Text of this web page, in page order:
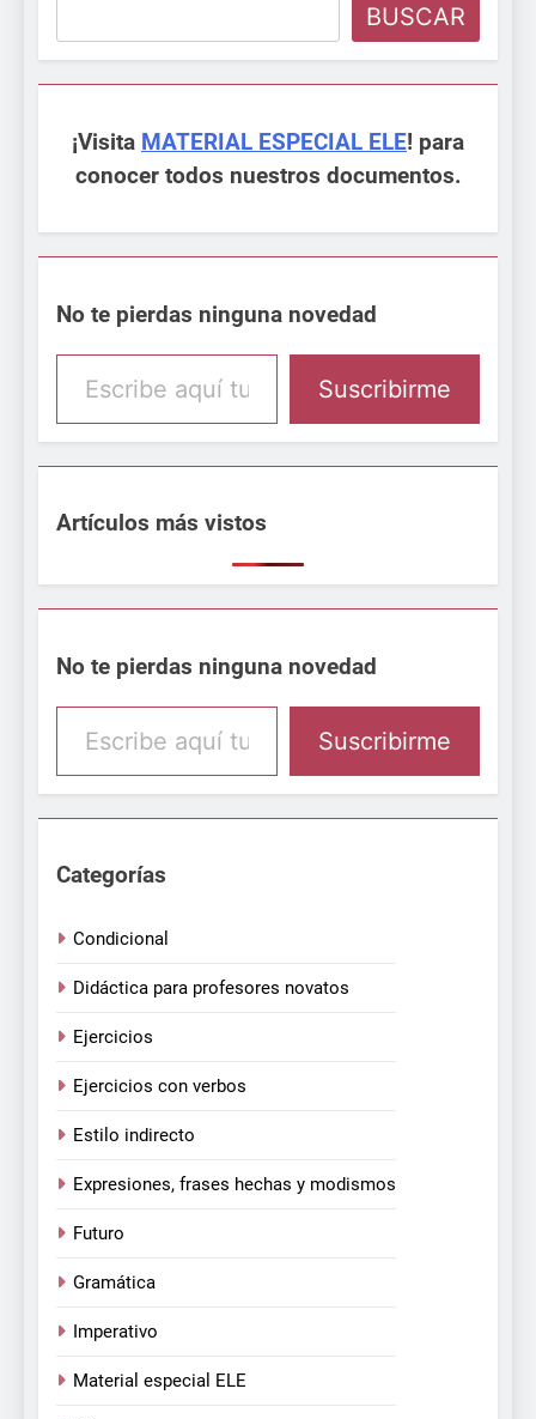
BUSCAR
¡Visita MATERIAL ESPECIAL ELE! para
conocer todos nuestros documentos.
No te pierdas ninguna novedad
Escribe aquí tu email
Suscribirme
Artículos más vistos
No te pierdas ninguna novedad
Escribe aquí tu email
Suscribirme
Categorías
Condicional
Didáctica para profesores novatos
Ejercicios
Ejercicios con verbos
Estilo indirecto
Expresiones, frases hechas y modismos
Futuro
Gramática
Imperativo
Material especial ELE